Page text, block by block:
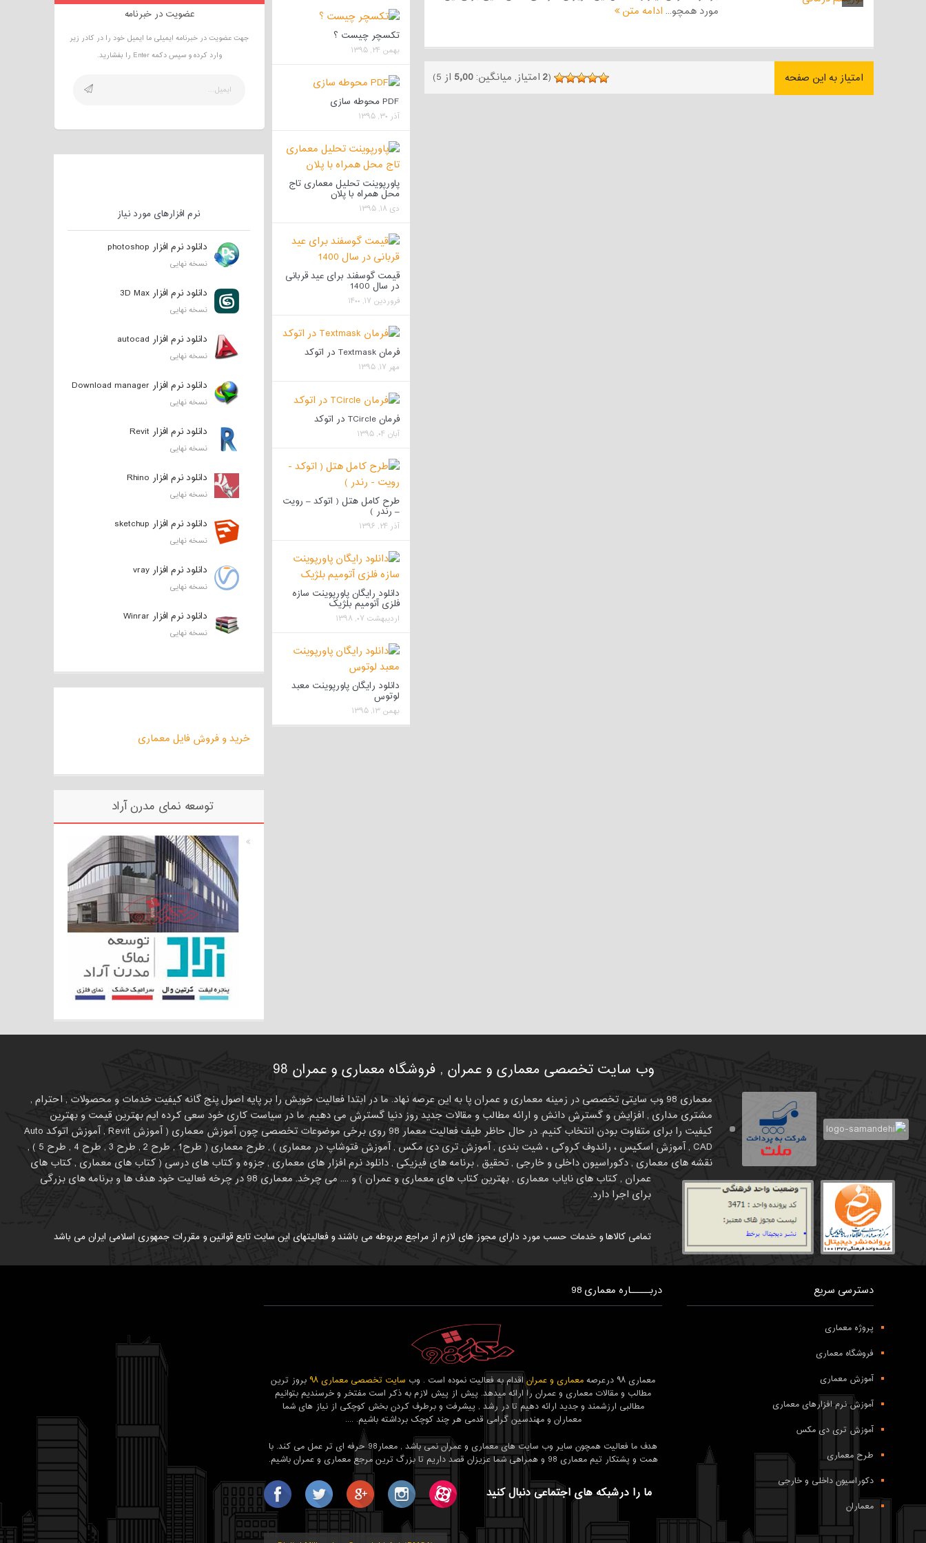
مورد همچو... ادامه متن
امتیاز به این صفحه (
2 امتیاز, میانگین:5٫00 از 5)
تکسچر چیست ؟
بهمن ۲۴, ۱۳۹۵
PDF محوطه سازی
آذر ۳۰, ۱۳۹۵
پاورپوینت تحلیل معماری تاج
محل همراه با پلان
دی ۱۸, ۱۳۹۵
قیمت گوسفند برای عید قربانی
در سال 1400
فروردین ۱۷, ۱۴۰۰
فرمان Textmask در اتوکد
مهر ۱۷, ۱۳۹۵
فرمان TCircle در اتوکد
آبان ۰۴, ۱۳۹۵
طرح کامل هتل ( اتوکد – رویت
– رندر )
آذر ۲۴, ۱۳۹۶
دانلود رایگان پاورپوینت سازه
فلزی آتومیم بلژیک
اردیبهشت ۰۷, ۱۳۹۸
دانلود رایگان پاورپوینت معبد
لوتوس
بهمن ۱۳, ۱۳۹۵
عضویت در خبرنامه
جهت عضویت در خبرنامه ایمیلی ما ایمیل خود را در کادر زیر
وارد کرده و سپس دکمه Enter را بفشارید.
نرم افزارهای مورد نیاز
دانلود نرم افزار photoshop
نسخه نهایی
دانلود نرم افزار 3D Max
نسخه نهایی
دانلود نرم افزار autocad
نسخه نهایی
دانلود نرم افزار Download manager
نسخه نهایی
دانلود نرم افزار Revit
نسخه نهایی
دانلود نرم افزار Rhino
نسخه نهایی
دانلود نرم افزار sketchup
نسخه نهایی
دانلود نرم افزار vray
نسخه نهایی
دانلود نرم افزار Winrar
نسخه نهایی
خرید و فروش فایل معماری
توسعه نمای مدرن آراد
وب سایت تخصصی معماری و عمران , فروشگاه معماری و عمران 98
معماری 98 وب سایتی تخصصی در زمینه معماری و عمران پا به این عرصه نهاد. ما در ابتدا فعالیت خویش را بر پایه اصول پنج گانه کیفیت خدمات و محصولات , احترام ,
مشتری مداری , افزایش و گسترش دانش و ارائه مطالب و مقالات جدید روز دنیا گسترش می دهیم. ما در سیاست کاری خود سعی کرده ایم بهترین قیمت و بهترین
کیفیت را برای متفاوت بودن انتخاب کنیم. در حال حاظر طیف فعالیت معمار 98 روی برخی موضوعات تخصصی چون آموزش معماری ( آموزش Revit , آموزش اتوکد Auto
CAD , آموزش اسکیس ، راندوف کروکی ، شیت بندی , آموزش تری دی مکس , آموزش فتوشاپ در معماری ) , طرح معماری ( طرح1 , طرح 2 , طرح 3 , طرح 4 , طرح 5 ) ,
نقشه های معماری , دکوراسیون داخلی و خارجی , تحقیق , برنامه های فیزیکی , دانلود نرم افزار های معماری , جزوه و کتاب های درسی ( کتاب های معماری , کتاب های
عمران , کتاب های نایاب معماری , بهترین کتاب های معماری و عمران ) و .... می چرخد. معماری 98 در چرخه فعالیت خود هدف ها و برنامه های بزرگی
برای اجرا دارد.
تمامی کالاها و خدمات حسب مورد دارای مجوز های لازم از مراجع مربوطه می باشند و فعالیتهای این سایت تابع قوانین و مقررات جمهوری اسلامی ایران می باشد
دسترسی سریع
پروژه معماری
فروشگاه معماری
آموزش معماری
آموزش نرم افزارهای معماری
آموزش تری دی مکس
طرح معماری
دکوراسیون داخلی و خارجی
معماران
دربـــــاره معماری 98
معماری ۹۸ درعرصه معماری و عمراناقدام به فعالیت نموده است . وب سایت تخصصی معماری ۹۸
بروز ترین
مطالب و مقالات معماری و عمران را ارائه میدهد. پیش از پیش لازم به ذکر است مفتخر و خرسندیم بتوانیم
مطالبی ارزشمند و جدید ارائه دهیم تا در رشد , پیشرفت و برطرف کردن بخش کوچکی از نیاز های شما
معماران و مهندسین گرامی قدمی هر چند کوچک برداشته باشیم. ....
هدف ما فعالیت همچون سایر وب سایت های معماری و عمران نمی باشد , معمار98 حرفه ای تر عمل می کند. با
همت و پشتکار تیم معماری 98 و همراهی شما عزیزان قصد داریم تا بزرگ ترین مرجع معماری و عمران باشیم.
ما را درشبکه های اجتماعی دنبال کنید